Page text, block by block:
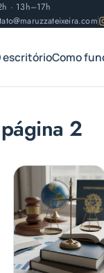
· 13h–17h
escritórioComo
2